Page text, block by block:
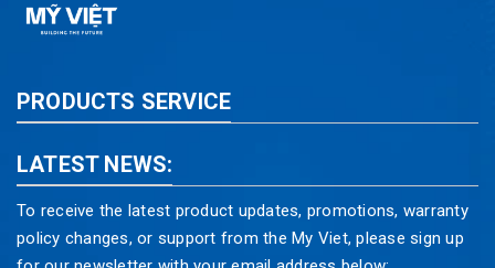
PRODUCTS SERVICE
LATEST NEWS:
To receive the latest product updates, promotions, warranty
policy changes, or support from the My Viet, please sign up